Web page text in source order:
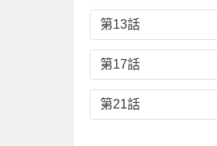
第13話
第17話
第21話